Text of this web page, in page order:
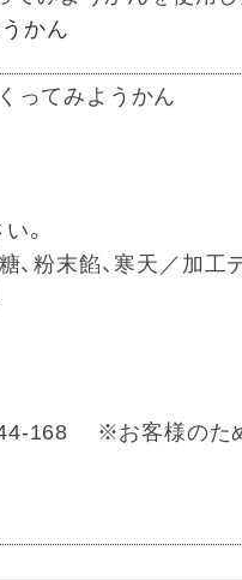
かん
ってみようかん
。
、粉末餡、寒天／加工
168 ※お客様のた